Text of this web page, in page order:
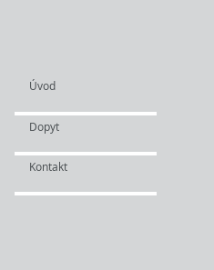
Kontakt
Dopyt
Úvod